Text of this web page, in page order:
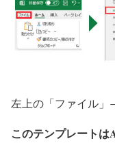
左上の「ファイル」
このテンプレートは